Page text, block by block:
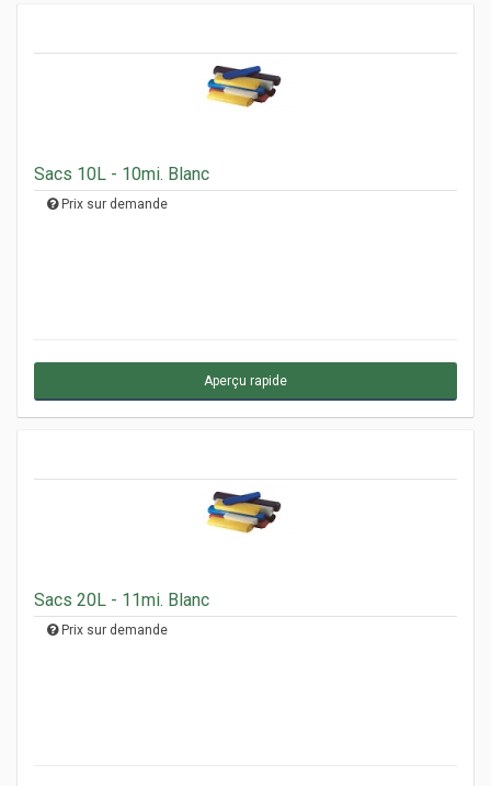
Sacs 10L - 10mi. Blanc
Prix sur demande
Aperçu rapide
Sacs 20L - 11mi. Blanc
Prix sur demande